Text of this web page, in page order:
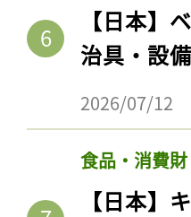
【日本】
治具・設
2026/07/12
食品・消費
【日本】
記事